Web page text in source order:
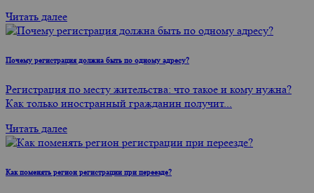
Читать далее
Почему регистрация должна быть по одному адресу?
Регистрация по месту жительства: что такое и кому нужна?
Как только иностранный гражданин получит...
Читать далее
Как поменять регион регистрации при переезде?